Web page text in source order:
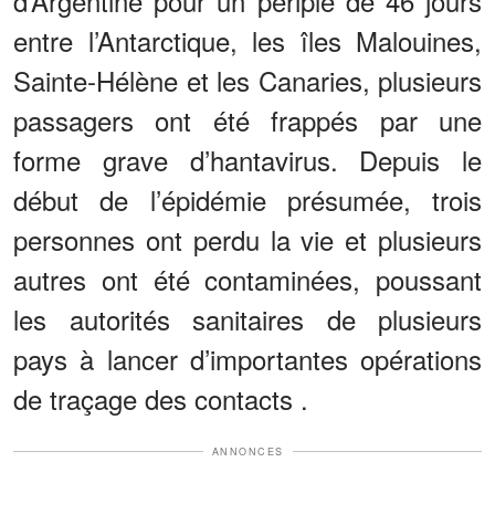
entre l’Antarctique, les îles Malouines,
Sainte-Hélène et les Canaries, plusieurs
passagers ont été frappés par une
forme grave d’hantavirus. Depuis le
début de l’épidémie présumée, trois
personnes ont perdu la vie et plusieurs
autres ont été contaminées, poussant
les autorités sanitaires de plusieurs
pays à lancer d’importantes opérations
de traçage des contacts .
ANNONCES